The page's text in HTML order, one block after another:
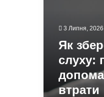
уникнути
втрати
3 Липня, 2026
Як
слуху:
втрати